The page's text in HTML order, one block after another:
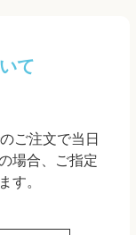
て
ご注文で当日
場合、ご指定
す。